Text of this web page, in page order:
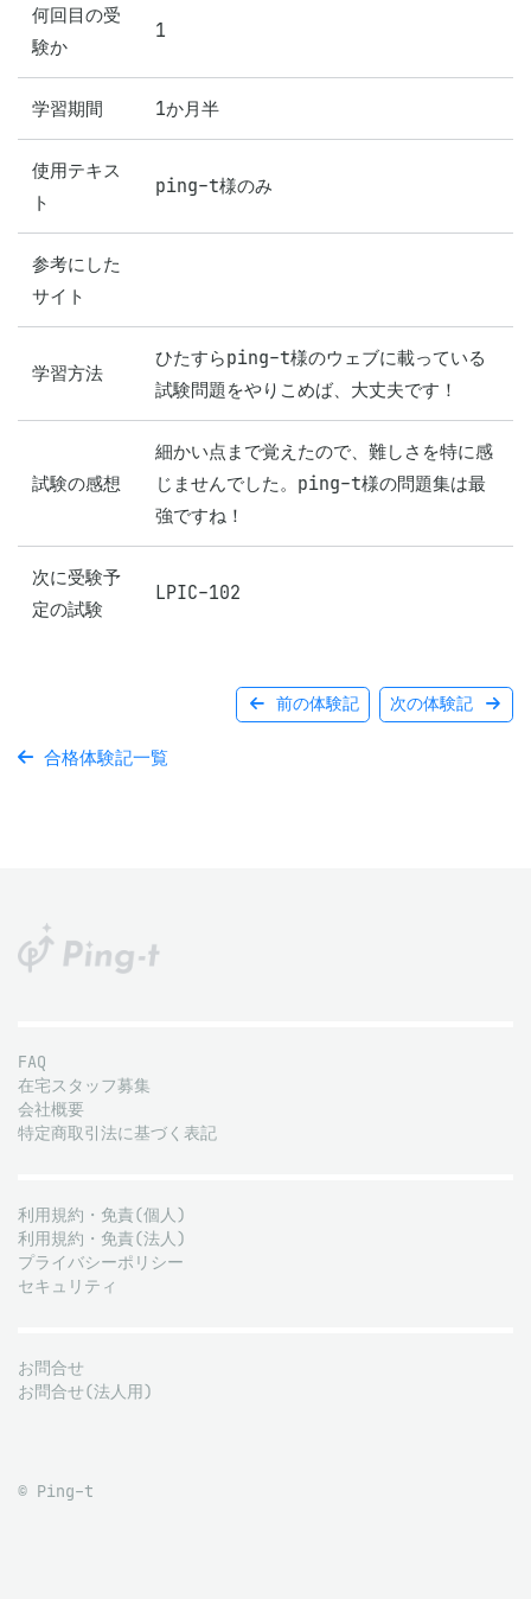
何回目の受
験か
1
学習期間 1か月半
使用テキス
ト
ping-t様のみ
参考にした
サイト
学習方法
ひたすらping-t様のウェブに載っている
試験問題をやりこめば、大丈夫です！
試験の感想
細かい点まで覚えたので、難しさを特に感
じませんでした。ping-t様の問題集は最
強ですね！
次に受験予
定の試験
LPIC-102
前の体験記 次の体験記
合格体験記一覧
FAQ
在宅スタッフ募集
会社概要
特定商取引法に基づく表記
利用規約・免責(個人)
利用規約・免責(法人)
プライバシーポリシー
セキュリティ
お問合せ
お問合せ(法人用)
© Ping-t